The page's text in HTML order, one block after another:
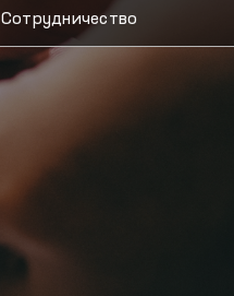
Сотрудничество